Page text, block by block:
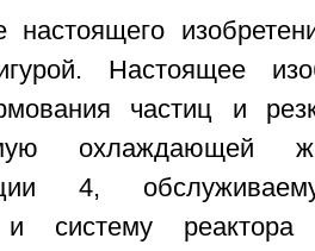
настоящего
Настоящее
частиц и
охлаждающей
4,
и систему